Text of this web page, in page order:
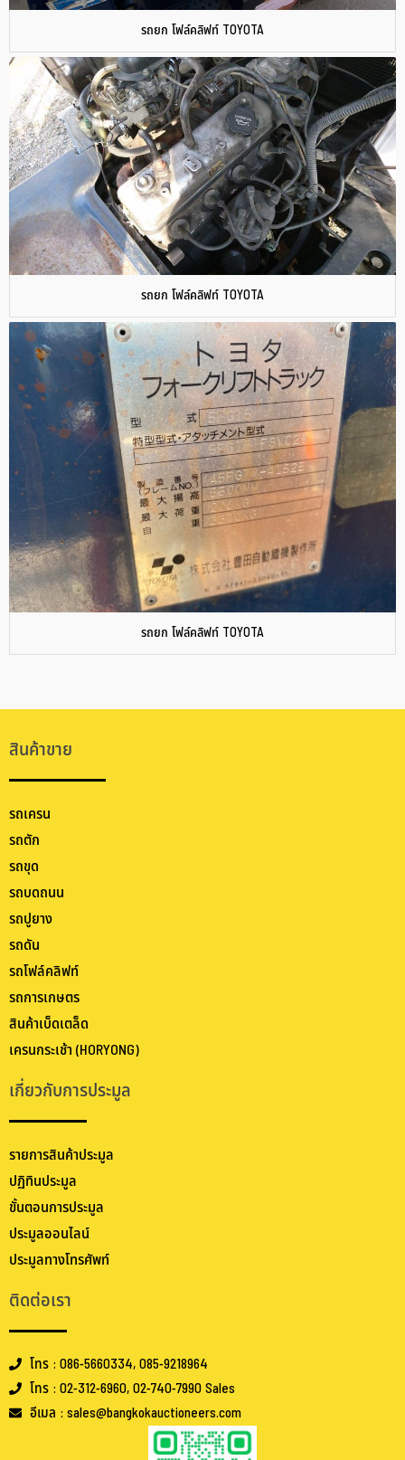
รถยก โฟล์คลิฟท์ TOYOTA
รถยก โฟล์คลิฟท์ TOYOTA
รถยก โฟล์คลิฟท์ TOYOTA
สินค้าขาย
รถเครน
รถตัก
รถขุด
รถบดถนน
รถปูยาง
รถดัน
รถโฟล์คลิฟท์
รถการเกษตร
สินค้าเบ็ดเตล็ด
เครนกระเช้า (HORYONG)
เกี่ยวกับการประมูล
รายการสินค้าประมูล
ปฏิทินประมูล
ขั้นตอนการประมูล
ประมูลออนไลน์
ประมูลทางโทรศัพท์
ติดต่อเรา
โทร : 086-5660334, 085-9218964
โทร : 02-312-6960, 02-740-7990 Sales
อีเมล : sales@bangkokauctioneers.com